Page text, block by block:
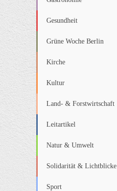
Gesundheit
Grüne Woche Berlin
Kirche
Kultur
Land- & Forstwirtschaft
Leitartikel
Natur & Umwelt
Solidarität & Lichtblicke
Sport